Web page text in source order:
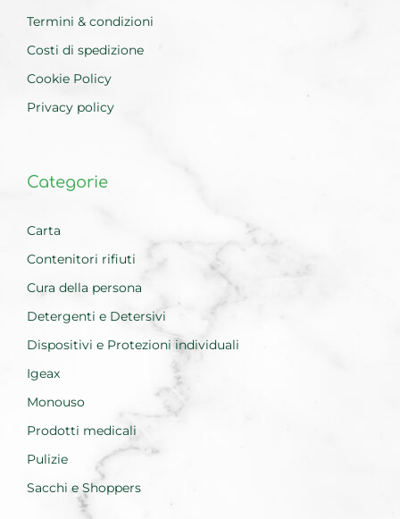
Termini & condizioni
Costi di spedizione
Cookie Policy
Privacy policy
Categorie
Carta
Contenitori rifiuti
Cura della persona
Detergenti e Detersivi
Dispositivi e Protezioni individuali
Igeax
Monouso
Prodotti medicali
Pulizie
Sacchi e Shoppers